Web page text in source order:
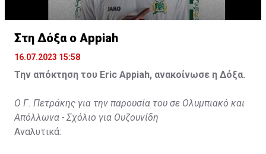
Στη Δόξα ο Appiah
16.07.2023 15:58
Την απόκτηση του Eric Appiah, ανακοίνωσε η Δόξα.
Ο Γ. Πετράκης για την παρουσία του σε Ολυμπιακό και
Απόλλωνα - Σχόλιο για Ουζουνίδη
Αναλυτικά: